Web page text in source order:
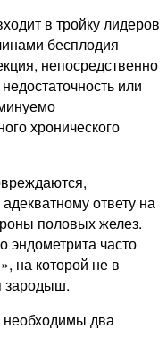
в тройку лидеров
бесплодия
непосредственно
или
хронического
ответу на
половых желез.
эндометрита часто
на которой не в
зародыш.
необходимы два